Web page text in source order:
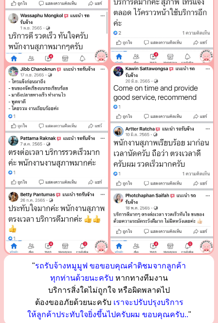
"รถรับจ้างหมูมูฟ ขอขอบคุณคำติชมจากลูกค้า
ทุกท่านด้วยนะครับ หากทางทีมงาน
บริการสิ่งใดไม่ถูกใจ หรือผิดพลาดไป
ต้องขออภัยด้วยนะครับ เราจะปรับปรุงบริการ
ให้ลูกค้าประทับใจยิ่งขึ้นไปครับผม ขอบคุณครับ.."